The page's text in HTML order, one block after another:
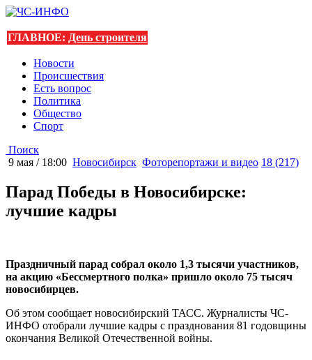
ГЛАВНОЕ: День строителя
Новости
Происшествия
Есть вопрос
Политика
Общество
Спорт
Поиск
9 мая / 18:00 Новосибирск Фоторепортажи и видео 18 (217)
Парад Победы в Новосибирске:
лучшие кадры
Праздничный парад собрал около 1,3 тысячи участников,
на акцию «Бессмертного полка» пришло около 75 тысяч
новосибирцев.
Об этом сообщает новосибирский ТАСС. Журналисты ЧС-
ИНФО отобрали лучшие кадры с празднования 81 годовщины
окончания Великой Отечественной войны.